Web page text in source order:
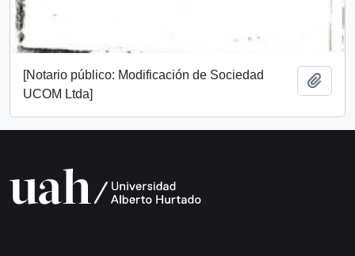
[Notario público: Modificación de Sociedad
UCOM Ltda]